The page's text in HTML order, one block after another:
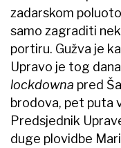
zadarskom
samo zagraditi
portiru. Gužva je
Upravo je tog
lockdowna pred
brodova, pet puta
Predsjednik
duge plovidbe